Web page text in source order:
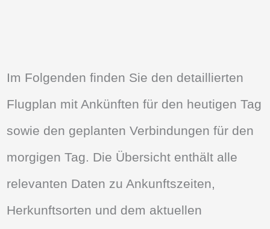
Im Folgenden finden Sie den detaillierten
Flugplan mit Ankünften für den heutigen Tag
sowie den geplanten Verbindungen für den
morgigen Tag. Die Übersicht enthält alle
relevanten Daten zu Ankunftszeiten,
Herkunftsorten und dem aktuellen